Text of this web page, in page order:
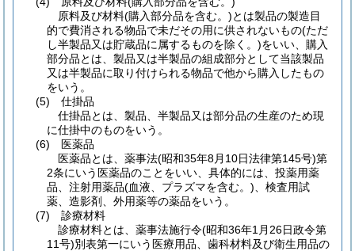
原料及び材料(購入部分品を含む。)とは製品の製造目
的で費消される物品で未だその用に供されないもの(ただ
し半製品又は貯蔵品に属するものを除く。)をいい、購入
部分品とは、製品又は半製品の組成部分として当該製品
又は半製品に取り付けられる物品で他から購入したもの
をいう。
(5)
仕掛品
仕掛品とは、製品、半製品又は部分品の生産のため現
に仕掛中のものをいう。
(6)
医薬品
医薬品とは、薬事法(昭和35年8月10日法律第145号)第
2条にいう医薬品のことをいい、具体的には、投薬用薬
品、注射用薬品(血液、プラズマを含む。) 、検査用試
薬、造影剤、外用薬等の薬品をいう。
(7)
診療材料
診療材料とは、薬事法施行令(昭和36年1月26日政令第
11号)別表第一にいう医療用品、歯科材料及び衛生用品の